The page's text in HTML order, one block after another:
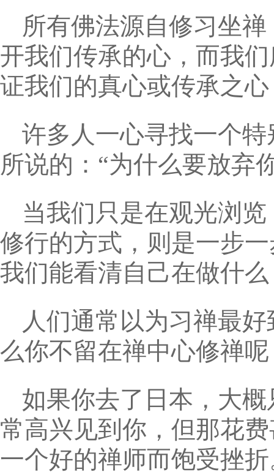
所有佛法源自修习坐
开我们传承的心，而我
证我们的真心或传承之
许多人一心寻找一个
所说的：“为什么要放弃
当我们只是在观光浏
修行的方式，则是一步
我们能看清自己在做什
人们通常以为习禅最
么你不留在禅中心修禅
如果你去了日本，大
常高兴见到你，但那花
一个好的禅师而饱受挫